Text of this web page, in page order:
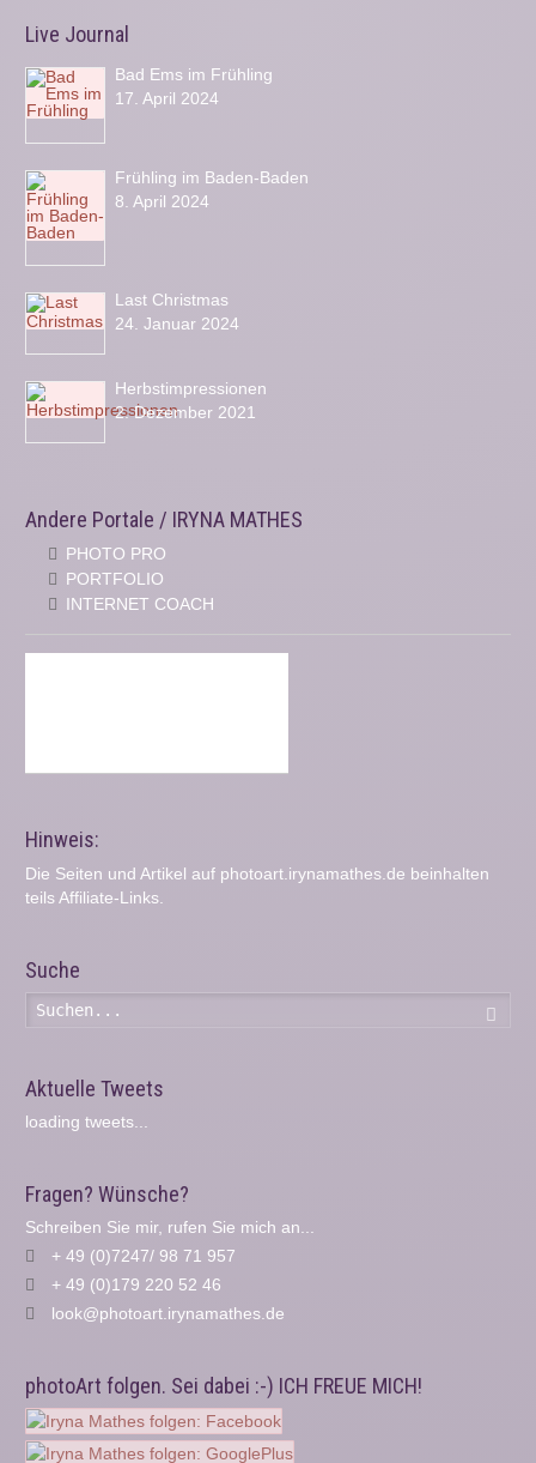
Live Journal
Bad Ems im Frühling
17. April 2024
Frühling im Baden-Baden
8. April 2024
Last Christmas
24. Januar 2024
Herbstimpressionen
2. Dezember 2021
Andere Portale / IRYNA MATHES
PHOTO PRO
PORTFOLIO
INTERNET COACH
Hinweis:
Die Seiten und Artikel auf photoart.irynamathes.de beinhalten
teils Affiliate-Links.
Suche
Aktuelle Tweets
loading tweets...
Fragen? Wünsche?
Schreiben Sie mir, rufen Sie mich an...
+ 49 (0)7247/ 98 71 957
+ 49 (0)179 220 52 46
look@photoart.irynamathes.de
photoArt folgen. Sei dabei :-) ICH FREUE MICH!